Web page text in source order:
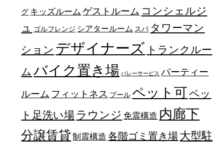
グ キッズルーム ゲストルーム コンシェルジ
ュ
ゴルフレンジ シアタールーム スパ タワーマン
ション デザイナーズ トランクルー
ム バイク置き場 バレーサービス パーティー
ルーム フィットネス プール ペット可ペッ
ト足洗い場 ラウンジ 免震構造 内廊下
分譲賃貸 制震構造 各階ゴミ置き場大型駐